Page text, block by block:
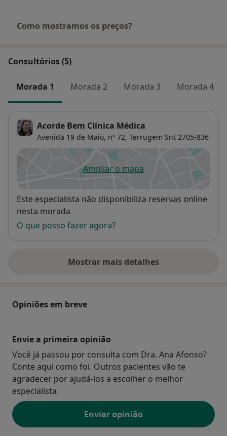
Como mostramos os preços?
Consultórios (5)
Morada 1 Morada 2 Morada 3 Morada 4
Acorde Bem Clínica Médica
Avenida 19 de Maio, nº 72, Terrugem Snt 2705-836
Ampliar o mapaabre num novo separador
Disponibilidade
Este especialista não disponibiliza reservas online
nesta morada
O que posso fazer agora?
Mostrar mais detalhes
sobre o endereço
Opiniões em breve
Envie a primeira opinião
Você já passou por consulta com Dra. Ana Afonso?
Conte aqui como foi. Outros pacientes vão te
agradecer por ajudá-los a escolher o melhor
especialista.
Enviar opinião